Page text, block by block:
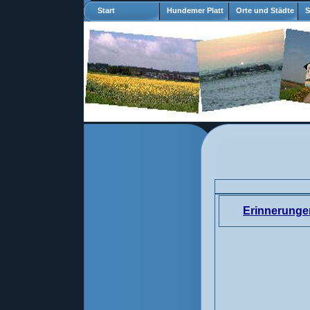
Start Hundemer Platt Orte und Städte